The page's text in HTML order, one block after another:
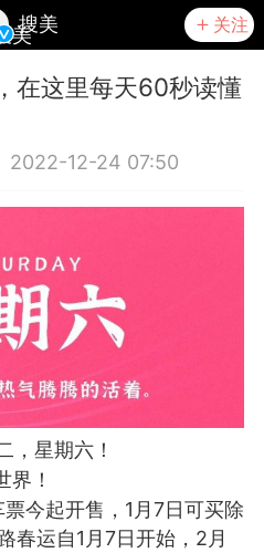
搜美 关注
素 无创溶斑术
卡卡美业
在这里每天60秒读懂
2022-12-24 07:50
，星期六！
！
今起开售，1月7日可买除
春运自1月7日开始，2月